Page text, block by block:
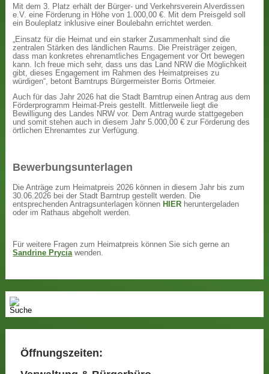
Mit dem 3. Platz erhält der Bürger- und Verkehrsverein Alverdissen
e.V. eine Förderung in Höhe von 1.000,00 €. Mit dem Preisgeld soll
ein Bouleplatz inklusive einer Boulebahn errichtet werden.
„Einsatz für die Heimat und ein starker Zusammenhalt sind die
zentralen Stärken des ländlichen Raums. Die Preisträger zeigen,
dass man konkretes ehrenamtliches Engagement vor Ort bewegen
kann. Ich freue mich sehr, dass uns das Land NRW die Möglichkeit
gibt, dieses Engagement im Rahmen des Heimatpreises zu
würdigen“, betont Barntrups Bürgermeister Borris Ortmeier.
Auch für das Jahr 2026 hat die Stadt Barntrup einen Antrag aus dem
Förderprogramm Heimat-Preis gestellt. Mittlerweile liegt die
Bewilligung des Landes NRW vor. Dem Antrag wurde stattgegeben
und somit stehen auch in diesem Jahr 5.000,00 € zur Förderung des
örtlichen Ehrenamtes zur Verfügung.
Bewerbungsunterlagen
Die Anträge zum Heimatpreis 2026 können in diesem Jahr bis zum
30.06.2026 bei der Stadt Barntrup gestellt werden. Die
entsprechenden Antragsunterlagen können HIER heruntergeladen
oder im Rathaus abgeholt werden.
Für weitere Fragen zum Heimatpreis können Sie sich gerne an
Sandrine Prycia wenden.
Öffnungszeiten: